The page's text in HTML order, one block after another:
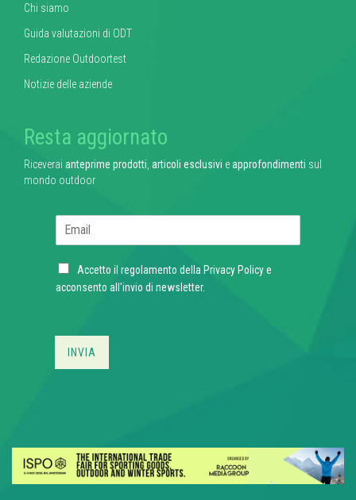
Chi siamo
Guida valutazioni di ODT
Redazione Outdoortest
Notizie delle aziende
Resta aggiornato
Riceverai anteprime prodotti articoli esclusivi eapprofondimenti sul
mondo outdoor
l
C
h
Accetto il regolamento della Privacy Policye
acconsento all'invio di newsletter.
INVIA